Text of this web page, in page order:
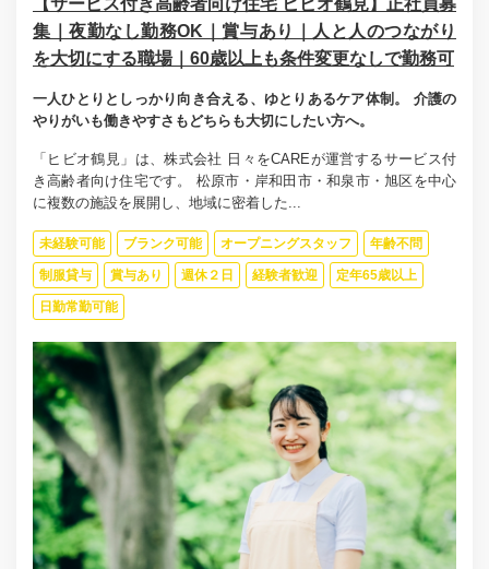
集｜夜勤なし勤務OK｜賞与あり｜人と人のつながり
を大切にする職場｜60歳以上も条件変更なしで勤務可
一人ひとりとしっかり向き合える、ゆとりあるケア体制。 介護の
やりがいも働きやすさもどちらも大切にしたい方へ。
「ヒビオ鶴見」は、株式会社 日々をCAREが運営するサービス付
き高齢者向け住宅です。 松原市・岸和田市・和泉市・旭区を中心
に複数の施設を展開し、地域に密着した...
未経験可能 ブランク可能 オープニングスタッフ 年齢不問
制服貸与 賞与あり 週休２日 経験者歓迎 定年65歳以上
日勤常勤可能